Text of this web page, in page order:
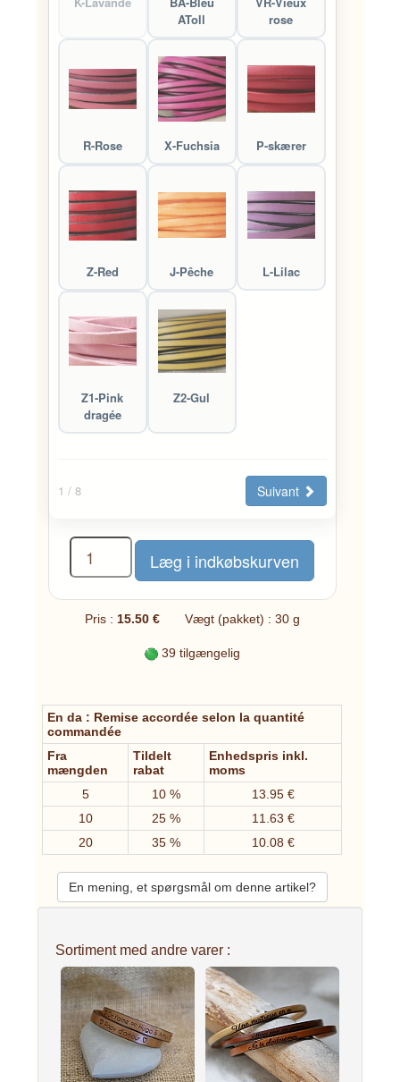
AToll
rose
R-Rose X-Fuchsia P-skærer
Z-Red J-Pêche L-Lilac
Z1-Pink
dragée
Z2-Gul
1 / 8 Suivant
Pris : 15.50 € Vægt (pakket) : 30 g
39 tilgængelig
En da : Remise accordée selon la quantité
commandée
Fra
mængden
Tildelt
rabat
Enhedspris inkl.
moms
5
10 %
13.95 €
10
25 %
11.63 €
20
35 % 10.08 €
En mening, et spørgsmål om denne artikel?
Sortiment med andre varer :